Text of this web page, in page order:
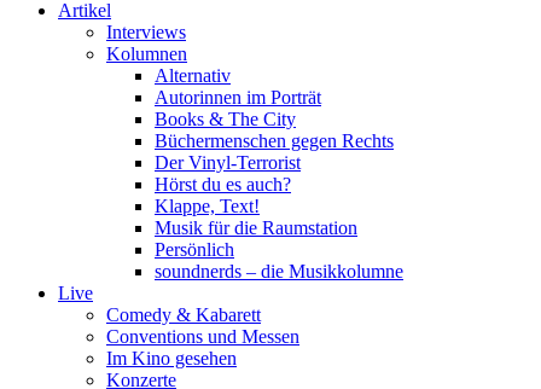
Artikel
Interviews
Kolumnen
Alternativ
Autorinnen im Porträt
Books & The City
Büchermenschen gegen Rechts
Der Vinyl-Terrorist
Hörst du es auch?
Klappe, Text!
Musik für die Raumstation
Persönlich
soundnerds – die Musikkolumne
Live
Comedy & Kabarett
Conventions und Messen
Im Kino gesehen
Konzerte